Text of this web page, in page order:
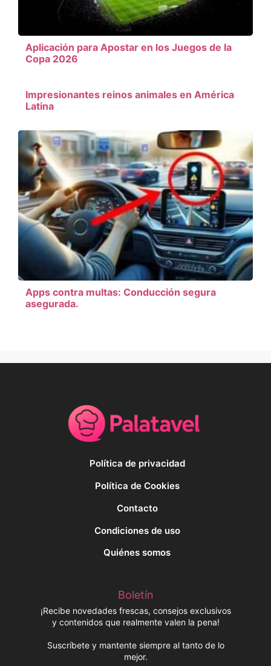
Aplicación para Apostar en los Juegos de la
Copa 2026
Impresionantes reinos animales en América
Latina
Apps contra multas: Conducción segura
asegurada.
Política de privacidad
Política de Cookies
Contacto
Condiciones de uso
Quiénes somos
Boletín
¡Recibe novedades frescas, consejos exclusivos
y contenidos que realmente valen la pena!
Suscríbete y mantente siempre al tanto de lo
mejor.